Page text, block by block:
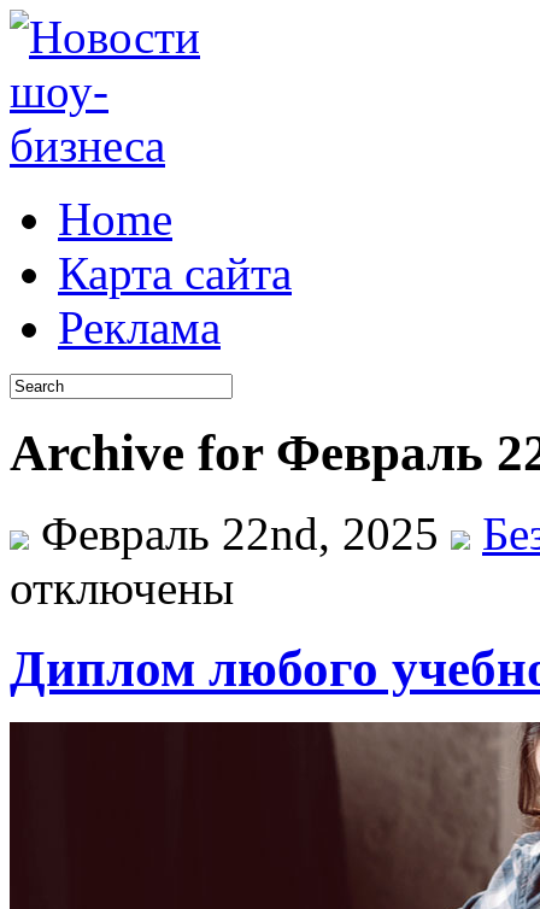
Home
Карта сайта
Реклама
Archive for Февраль
Февраль 22nd, 2025
отключены
Диплом любого